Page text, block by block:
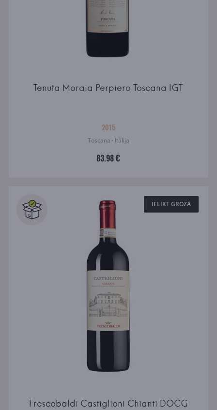
Tenuta Moraia Perpiero Toscana IGT
2015
Toscana · Itālija
83.98 €
IELIKT GROZĀ
Frescobaldi Castiglioni Chianti DOCG